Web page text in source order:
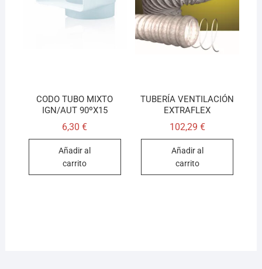
CODO TUBO MIXTO
IGN/AUT 90ºX15
6,30€
Añadir al
carrito
TUBERÍA VENTILACIÓN
EXTRAFLEX
102,29 €
Añadir al
carrito